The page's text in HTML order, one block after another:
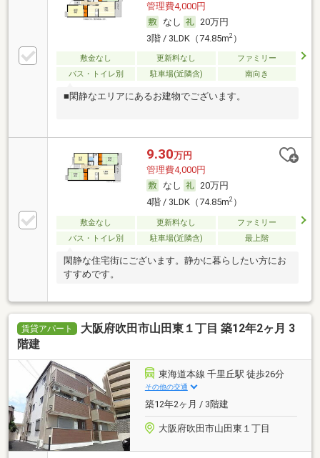
管理費4,000円
なし
20万円
3階 / 3LDK（74.85m2）
敷金なし 更新料なし
ファミリー
バス・トイレ別
駐車場(近隣含) 南向き
■閑静なエリアにあるお建物でございます。
9.30万円
管理費4,000円
なし
20万円
4階 / 3LDK（74.85m2）
敷金なし 更新料なし
ファミリー
バス・トイレ別
駐車場(近隣含) 最上階
閑静な住宅街にございます。静かに暮らしたい方にお
すすめです。
賃貸アパート
大阪府吹田市山田東１丁目 築12年2ヶ月 3
階建
東海道本線 千里丘駅 徒歩26分
その他の交通
築12年2ヶ月 / 3階建
大阪府吹田市山田東１丁目